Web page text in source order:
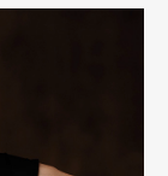
》，分別由明華園
於去年首演的劇
不同時期的創